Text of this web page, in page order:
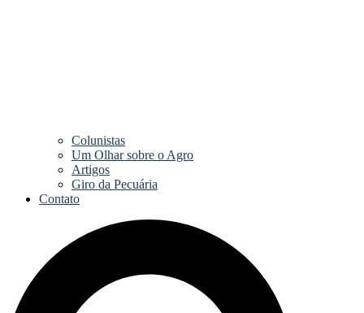
Colunistas
Um Olhar sobre o Agro
Artigos
Giro da Pecuária
Contato